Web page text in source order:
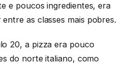
e poucos ingredientes, era
as classes mais pobres.
20, a pizza era pouco
do norte italiano, como